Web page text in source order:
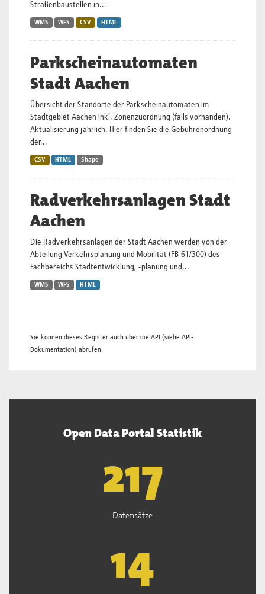
Straßenbaustellen in...
WMS WFS CSV HTML
Parkscheinautomaten
Stadt Aachen
Übersicht der Standorte der Parkscheinautomaten im
Stadtgebiet Aachen inkl. Zonenzuordnung (falls vorhanden).
Aktualisierung jährlich. Hier finden Sie die Gebührenordnung
der...
CSV HTML Shape
Radverkehrsanlagen Stadt
Aachen
Die Radverkehrsanlagen der Stadt Aachen werden von der
Abteilung Verkehrsplanung und Mobilität (FB 61/300) des
Fachbereichs Stadtentwicklung, -planung und...
WMS WFS HTML
Sie können dieses Register auch über die API (siehe API-
Dokumentation) abrufen.
Open Data Portal Statistik
219
Datensätze
14